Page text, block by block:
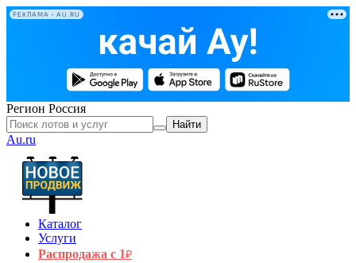
РЕКЛАМА • AU.RU
Регион Россия
Найти
Au.ru
Каталог
Услуги
Распродажа с 1₽